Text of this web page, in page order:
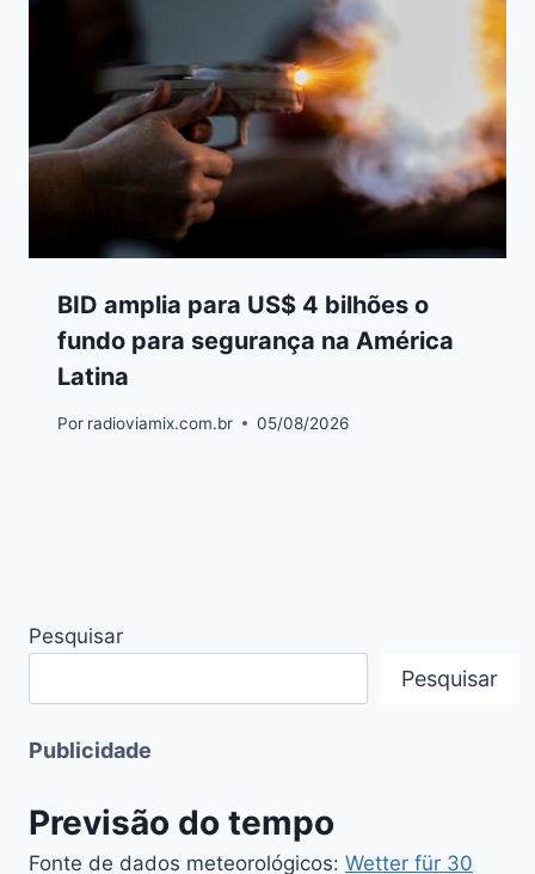
BID amplia para US$ 4 bilhões o
fundo para segurança na América
Latina
Por radioviamix.com.br 05/08/2026
Pesquisar
Pesquisar
Publicidade
Previsão do tempo
Fonte de dados meteorológicos: Wetter für 30